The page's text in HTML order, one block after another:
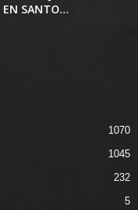
EN SANTO...
1070
1045
232
5